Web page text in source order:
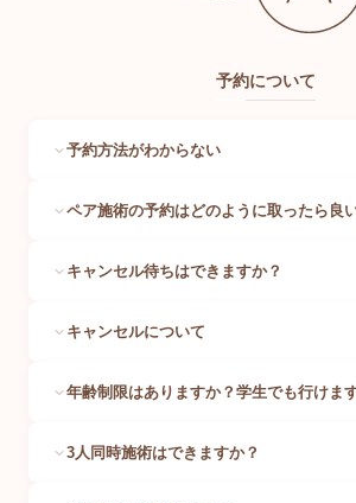
予約について
予約方法がわからない
ペア施術の予約はどのように取ったら良
キャンセル待ちはできますか？
キャンセルについて
年齢制限はありますか？学生でも行けま
3人同時施術はできますか？